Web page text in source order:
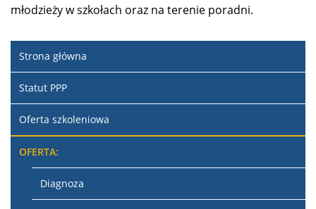
młodzieży w szkołach oraz na terenie poradni.
Strona główna
Statut PPP
Oferta szkoleniowa
OFERTA:
Diagnoza